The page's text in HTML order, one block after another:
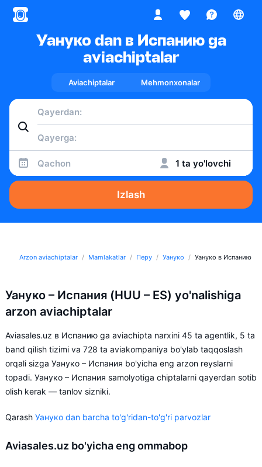
Уануко dan в Испанию ga
aviachiptalar
Aviachiptalar Mehmonxonalar
Qachon 1 ta yo'lovchi
Izlash
Arzon aviachiptalar Mamlakatlar Перу Уануко Уануко в Испанию
Уануко – Испания (HUU – ES) yo'nalishiga
arzon aviachiptalar
Aviasales.uz в Испанию ga aviachipta narxini 45 ta agentlik, 5 ta
band qilish tizimi va 728 ta aviakompaniya bo'ylab taqqoslash
orqali sizga Уануко – Испания bo'yicha eng arzon reyslarni
topadi. Уануко – Испания samolyotiga chiptalarni qayerdan sotib
olish kerak — tanlov sizniki.
Qarash Уануко dan barcha to'g'ridan-to'g'ri parvozlar
Aviasales.uz bo'yicha eng ommabop